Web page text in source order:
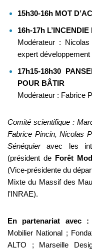
15h30-16h MOT
16h-17h
Modérateur :
expert développement
17h15-18h30
POUR BÂTIR
Modérateur : Fabrice
Comité scientifique :
Fabrice Pincin, Nicolas
Sénéquieravec les
(président de Forêt
(Vice-présidente du
Mixte du Massif des
l’INRAE).
En partenariat avec :
Mobilier National ;
ALTO ; Marseille